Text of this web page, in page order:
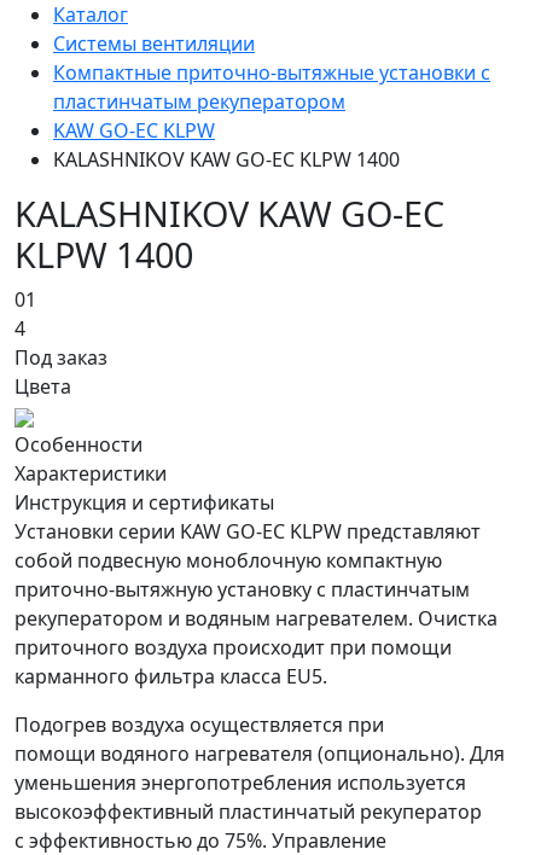
Каталог
Системы вентиляции
Компактные приточно-вытяжные установки с
пластинчатым рекуператором
KAW GO-EC KLPW
KALASHNIKOV KAW GO-EC KLPW 1400
KALASHNIKOV KAW GO-EC
KLPW 1400
01
4
Под заказ
Цвета
Особенности
Характеристики
Инструкция и сертификаты
Установки серии KAW GO-EC KLPW представляют
собой подвесную моноблочную компактную
приточно-вытяжную установку с пластинчатым
рекуператором и водяным нагревателем. Очистка
приточного воздуха происходит при помощи
карманного фильтра класса EU5.
Подогрев воздуха осуществляется при
помощи водяного нагревателя (опционально). Для
уменьшения энергопотребления используется
высокоэффективный пластинчатый рекуператор
с эффективностью до 75%. Управление